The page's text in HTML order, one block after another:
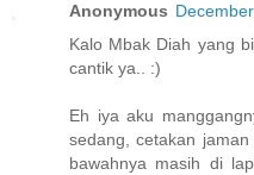
Anonymous
Kalo Mbak Diah yang
cantik ya.. :)
Eh iya aku
sedang, cetakan
bawahnya masih di